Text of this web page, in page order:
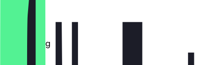
Montag
Dienstag
Mittwoch
Donnerstag